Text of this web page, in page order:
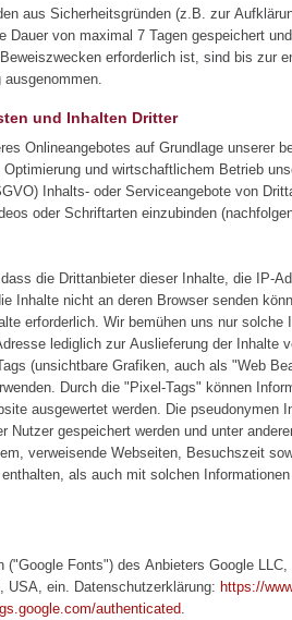
aus Sicherheitsgründen (z.B. zur
Dauer von maximal 7 Tagen gespeichert
erforderlich ist, sind bis zur
und Inhalten Dritter
Onlineangebotes auf Grundlage unserer
Optimierung und wirtschaftlichem Betrieb
Inhalts- oder Serviceangebote von
oder Schriftarten einzubinden
die Drittanbieter dieser Inhalte, die IP-
Inhalte nicht an deren Browser senden
erforderlich. Wir bemühen uns nur solche
lediglich zur Auslieferung der Inhalte
(unsichtbare Grafiken, auch als "Web
Durch die "Pixel-Tags" können
ausgewertet werden. Die pseudonymen
Nutzer gespeichert werden und unter
verweisende Webseiten, Besuchszeit
als auch mit solchen
("Google Fonts") des Anbieters Google
USA, ein. Datenschutzerklärung: https://
authenticated.